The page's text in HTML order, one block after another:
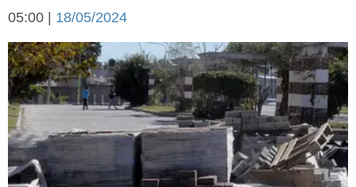
Con el campo
Espacio empresas
Sociedad y tiempo
libre
Sociedad
Tecnología
Turismo
Salud
Es viral
05:00 | 18/05/2024